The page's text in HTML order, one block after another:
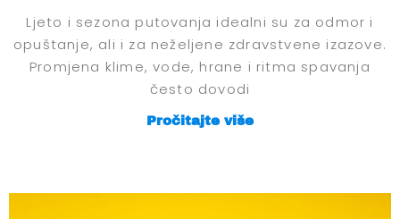
Ljeto i sezona putovanja idealni su za odmor i
opuštanje, ali i za neželjene zdravstvene izazove.
Promjena klime, vode, hrane i ritma spavanja
često dovodi
Pročitajte više